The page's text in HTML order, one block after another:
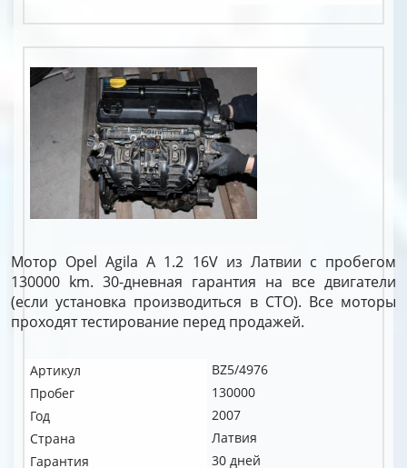
Мотор Opel Agila A 1.2 16V из Латвии с пробегом
130000 km. 30-дневная гарантия на все двигатели
(если установка производиться в СТО). Все моторы
проходят тестирование перед продажей.
Артикул
BZ5/4976
Пробег
130000
Год
2007
Страна
Латвия
Гарантия
30 дней